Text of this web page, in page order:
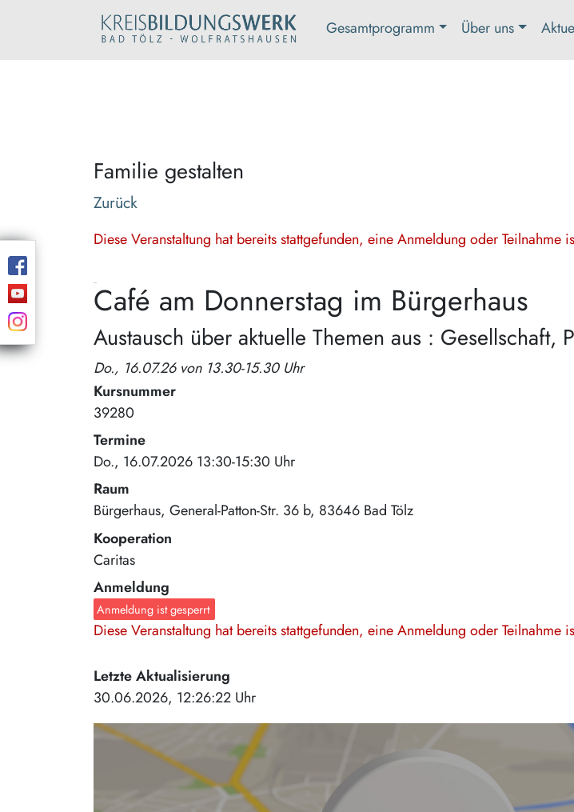
Gesamtprogramm Über uns
Familie gestalten
Zurück
Diese Veranstaltung hat bereits stattgefunden, eine Anmeldung oder Teilnahme
Café am Donnerstag im Bürgerhaus
Austausch über aktuelle Themen aus : Gesellschaft,
Do., 16.07.26 von 13.30-15.30 Uhr
Kursnummer
39280
Termine
Do., 16.07.2026 13:30-15:30 Uhr
Raum
Bürgerhaus General-Patton-Str. 36 b 83646 Bad Tölz
Kooperation
Caritas
Anmeldung
Anmeldung ist gesperrt
Diese Veranstaltung hat bereits stattgefunden, eine Anmeldung oder Teilnahme
Letzte Aktualisierung
30.06.2026, 12:26:22 Uhr